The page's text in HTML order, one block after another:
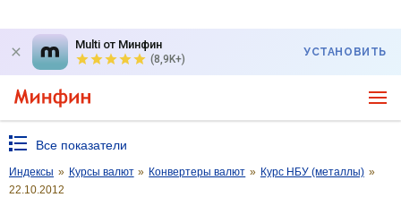
Multi от Минфин
(8,9K+)
УСТАНОВИТЬ
Все показатели
Индексы » Курсы валют » Конвертеры валют » Курс НБУ (металлы) »
22.10.2012